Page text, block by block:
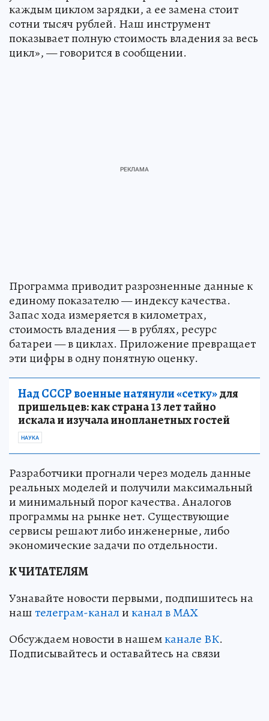
каждым циклом зарядки, а ее замена стоит
сотни тысяч рублей. Наш инструмент
показывает полную стоимость владения за весь
цикл», — говорится в сообщении.
Программа приводит разрозненные данные к
единому показателю — индексу качества.
Запас хода измеряется в километрах,
стоимость владения — в рублях, ресурс
батареи — в циклах. Приложение превращает
эти цифры в одну понятную оценку.
Над СССР военные натянули «сетку»для
пришельцев: как страна 13 лет тайно
искала и изучала инопланетных гостей
НАУКА
Разработчики прогнали через модель данные
реальных моделей и получили максимальный
и минимальный порог качества. Аналогов
программы на рынке нет. Существующие
сервисы решают либо инженерные, либо
экономические задачи по отдельности.
К ЧИТАТЕЛЯМ
Узнавайте новости первыми, подпишитесь на
наштелеграм-каналиканал в МАХ
Обсуждаем новости в нашемканале ВК.
Подписывайтесь и оставайтесь на связи